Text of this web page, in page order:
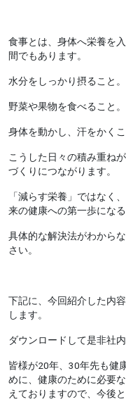
食事とは、身体へ栄養を
間でもあります。
水分をしっかり摂ること。
野菜や果物を食べること。
身体を動かし、汗をかくこ
こうした日々の積み重ね
づくりにつながります。
「減らす栄養」ではなく
来の健康への第一歩にな
具体的な解決法がわから
さい。
下記に、今回紹介した内
します。
ダウンロードして是非社
皆様が20年、30年先も健
めに、健康のために必要
えておりますので、今後